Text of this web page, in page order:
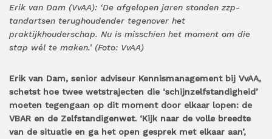
Erik van Dam (VvAA): ‘De afgelopen jaren stonden zzp-
tandartsen terughoudender tegenover het
praktijkhouderschap. Nu is misschien het moment om die
stap wél te maken.’ (Foto: VvAA)
Erik van Dam, senior adviseur Kennismanagement bij VvAA,
schetst hoe twee wetstrajecten die ‘schijnzelfstandigheid’
moeten tegengaan op dit moment door elkaar lopen: de
VBAR en de Zelfstandigenwet. ‘Kijk naar de volle breedte
van de situatie en ga het open gesprek met elkaar aan’,